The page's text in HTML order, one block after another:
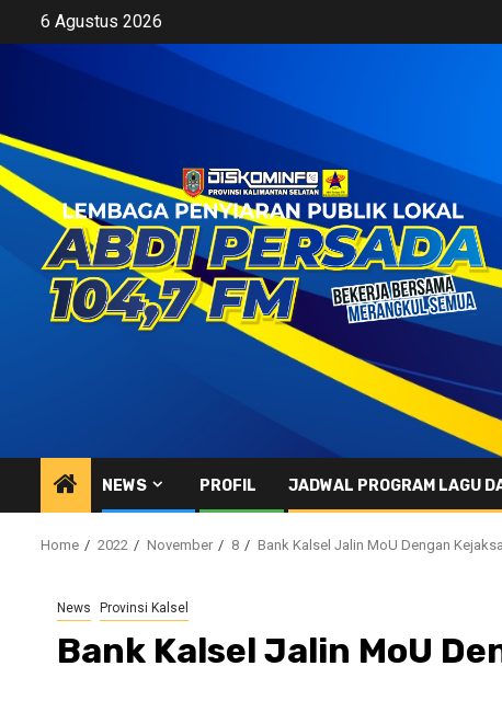
content
6 Agustus 2026
NEWS PROFIL JADWAL PROGRAM LAGU
Home 2022 November 8 Bank Kalsel Jalin MoU Dengan
News Provinsi Kalsel
Bank Kalsel Jalin MoU